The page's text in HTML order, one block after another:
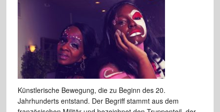
Künstlerische Bewegung, die zu Beginn des 20.
Jahrhunderts entstand. Der Begriff stammt aus dem